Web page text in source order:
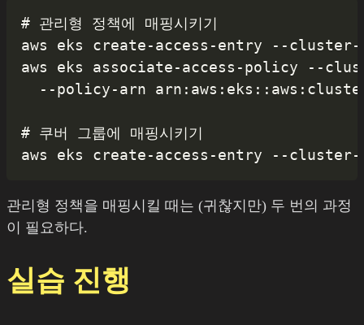
# 관리형 정책에 매핑시키기
aws eks create-access-entry --cluster-
aws eks associate-access-policy --
--policy-arn
# 쿠버 그룹에 매핑시키기
관리형 정책을 매핑시킬 때는 (귀찮지만) 두 번의 과정
이 필요하다.
실습 진행